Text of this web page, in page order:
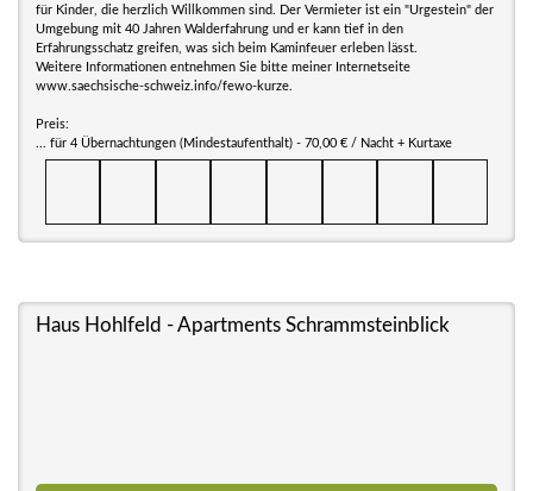
für Kinder, die herzlich Willkommen sind. Der Vermieter ist ein "Urgestein" der
Umgebung mit 40 Jahren Walderfahrung und er kann tief in den
Erfahrungsschatz greifen, was sich beim Kaminfeuer erleben lässt.
Weitere Informationen entnehmen Sie bitte meiner Internetseite
www.saechsische-schweiz.info/fewo-kurze.
Preis:
... für 4 Übernachtungen (Mindestaufenthalt) - 70,00 € / Nacht + Kurtaxe
Haus Hohlfeld - Apartments Schrammsteinblick